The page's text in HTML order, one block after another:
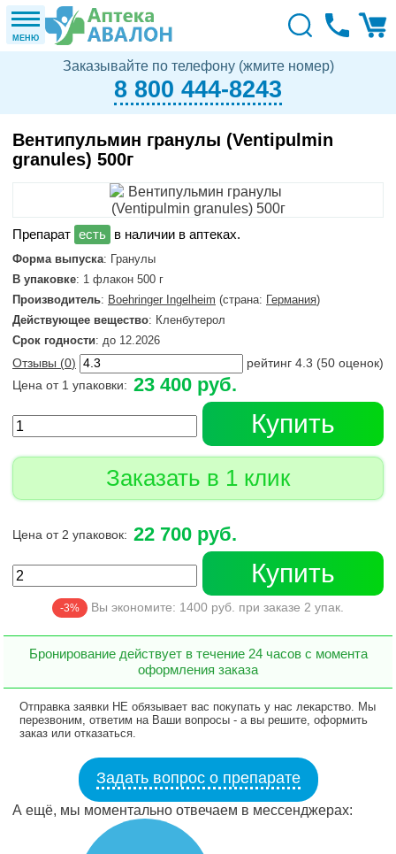
МЕНЮ
Заказывайте по телефону (жмите номер)
8 800 444-8243
Вентипульмин гранулы (Ventipulmin
granules) 500г
в наличии в аптеках.
Форма выпуска: Гранулы
В упаковке: 1 флакон 500 г
Производитель: Boehringer Ingelheim (страна: Германия)
Действующее вещество: Кленбутерол
Срок годности: до 12.2026
Отзывы (0) рейтинг 4.3 (50 оценок)
Цена от 1 упаковки: 23 400 руб.
Купить
Заказать в 1 клик
Цена от 2 упаковок: 22 700 руб.
Купить
-3% Вы экономите: 1400 руб. при заказе 2 упак.
Бронирование действует в течение 24 часов с момента
оформления заказа
Отправка заявки НЕ обязывает вас покупать у нас лекарство. Мы
перезвоним, ответим на Ваши вопросы - а вы решите, оформить
заказ или отказаться.
Задать вопрос о препарате
А ещё, мы моментально отвечаем в мессенджерах: